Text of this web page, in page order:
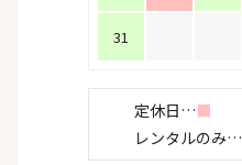
31
定休日…■
レンタルのみ…